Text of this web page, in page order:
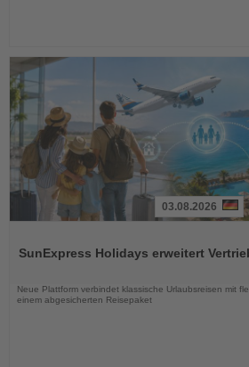
die
03.08.2026
SunExpress Holidays erweitert
Neue Plattform verbindet klassische Urlaubsreisen mit
einem abgesicherten Reisepaket